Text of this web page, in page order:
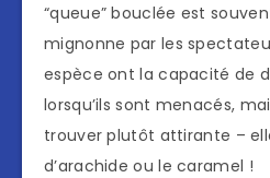
“queue” bouclée est
mignonne par les
espèce ont la capacité de
lorsqu’ils sont menacés,
trouver plutôt attirante –
d’arachide ou le caramel !